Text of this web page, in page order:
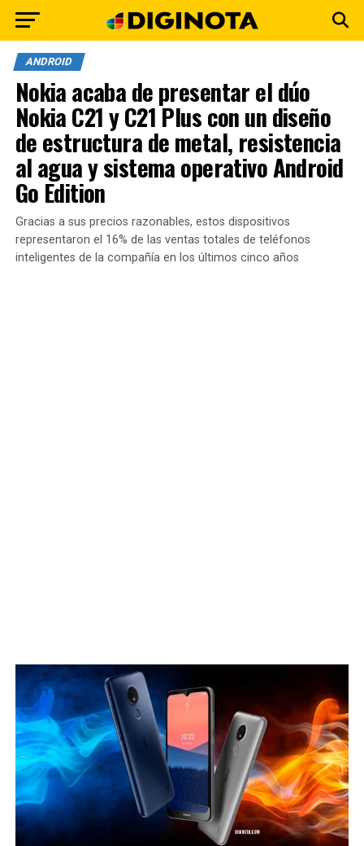
ANDROID
Nokia acaba de presentar el dúo
Nokia C21 y C21 Plus con un diseño
de estructura de metal, resistencia
al agua y sistema operativo Android
Go Edition
Gracias a sus precios razonables, estos dispositivos
representaron el 16% de las ventas totales de teléfonos
inteligentes de la compañía en los últimos cinco años